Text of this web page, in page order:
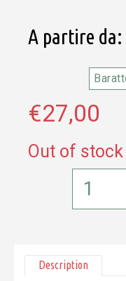
A partire da:
€27,00
Out of stock
Description